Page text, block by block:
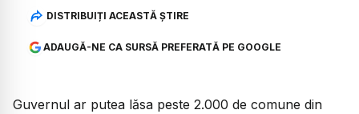
DISTRIBUIȚI ACEASTĂ ȘTIRE
ADAUGĂ-NE CA SURSĂ PREFERATĂ PE GOOGLE
Guvernul ar putea lăsa peste 2.000 de comune din